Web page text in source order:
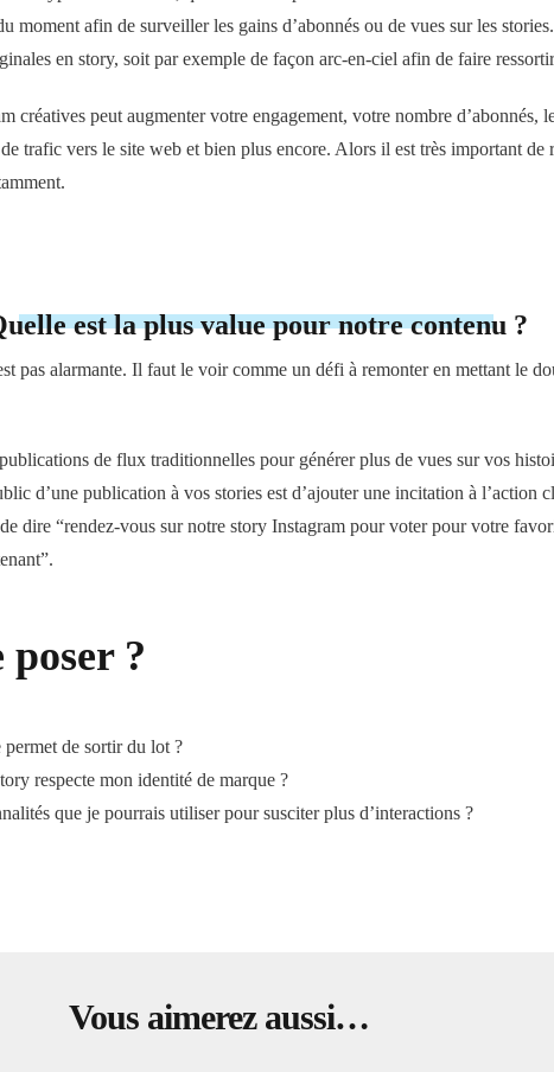
moment afin de surveiller les gains d’abonnés ou de vues sur les
en story, soit par exemple de façon arc-en-ciel afin de faire
créatives peut augmenter votre engagement, votre nombre d’abonnés,
trafic vers le site web et bien plus encore. Alors il est très important de
est la plus value pour notre contenu ?
pas alarmante. Il faut le voir comme un défi à remonter en mettant le
de flux traditionnelles pour générer plus de vues sur vos
d’une publication à vos stories est d’ajouter une incitation à l’action
dire “rendez-vous sur notre story Instagram pour voter pour votre
poser ?
de sortir du lot ?
respecte mon identité de marque ?
que je pourrais utiliser pour susciter plus d’interactions ?
Vous aimerez aussi…